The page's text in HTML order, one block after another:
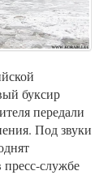
буксир
передали
Под звуки
службе